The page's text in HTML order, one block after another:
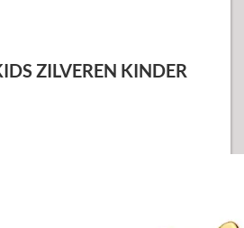
ZILVEREN KINDER